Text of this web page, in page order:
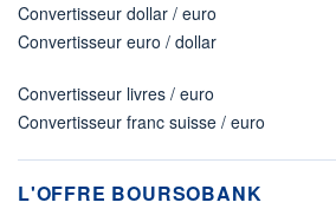
Convertisseur dollar / euro
Convertisseur euro / dollar
Convertisseur livres / euro
Convertisseur franc suisse / euro
L'OFFRE BOURSOBANK